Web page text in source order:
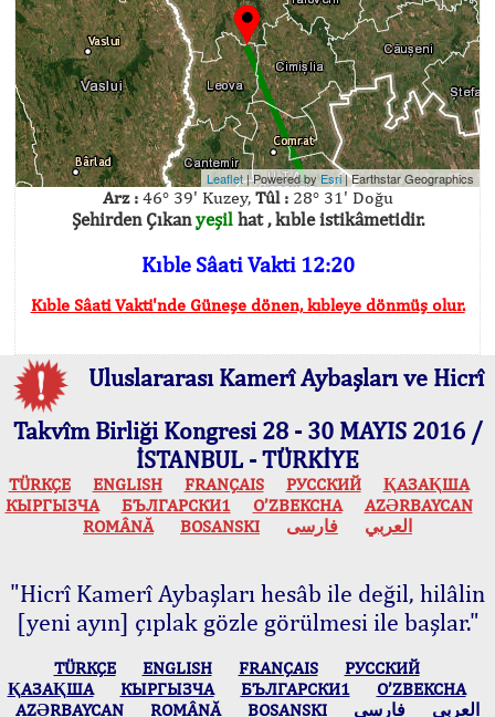
Leaflet| Powered byEsri|Earthstar Geographics
Arz :46° 39' Kuzey, Tûl :28° 31' Doğu
Şehirden Çıkanyeşilhat , kıble istikâmetidir.
Kıble Sâati Vakti 12:20
Kıble Sâati Vakti'nde Güneşe dönen, kıbleye dönmüş olur.
Uluslararası Kamerî Aybaşları ve Hicrî
Takvîm Birliği Kongresi 28 - 30 MAYIS 2016 /
İSTANBUL - TÜRKİYE
TÜRKÇE ENGLISH FRANÇAIS РУССКИЙ
ҚАЗАҚША
КЫPГЫЗЧA
БЪЛГАРСКИ1 O’ZBEKCHA
AZӘRBAYCAN
ROMÂNĂ
BOSANSKI العربي فارسی
"Hicrî Kamerî Aybaşları hesâb ile değil, hilâlin
[yeni ayın] çıplak gözle görülmesi ile başlar."
TÜRKÇE ENGLISH FRANÇAIS
РУССКИЙ
ҚАЗАҚША
КЫPГЫЗЧA БЪЛГАРСКИ1
O’ZBEKCHA
AZӘRBAYCAN
ROMÂNĂ BOSANSKI العربي فارسی